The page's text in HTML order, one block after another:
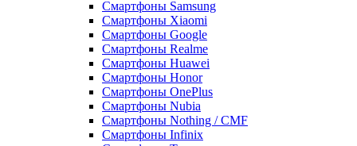
Смартфоны Samsung
Смартфоны Xiaomi
Смартфоны Google
Смартфоны Realme
Смартфоны Huawei
Смартфоны Honor
Смартфоны OnePlus
Смартфоны Nubia
Смартфоны Nothing / CMF
Смартфоны Infinix